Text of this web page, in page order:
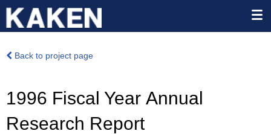
Back to project page
1996 Fiscal Year Annual
Research Report